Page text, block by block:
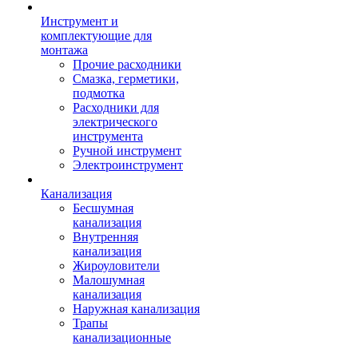
Инструмент и
комплектующие для
монтажа
Прочие расходники
Смазка, герметики,
подмотка
Расходники для
электрического
инструмента
Ручной инструмент
Электроинструмент
Канализация
Бесшумная
канализация
Внутренняя
канализация
Жироуловители
Малошумная
канализация
Наружная канализация
Трапы
канализационные